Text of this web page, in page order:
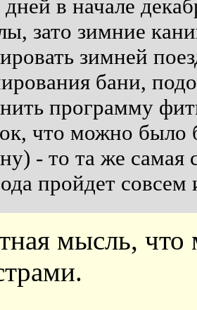
в начале
зато зимние
зимней
бани,
программу
что можно
- то та же самая
пройдет совсем
мысль, что